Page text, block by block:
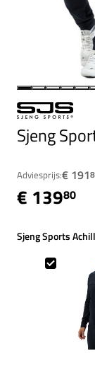
Sjeng
Adviesprijs:€ 191
€ 13980
Sjeng Sports
Sjeng Sports Achille Jacket